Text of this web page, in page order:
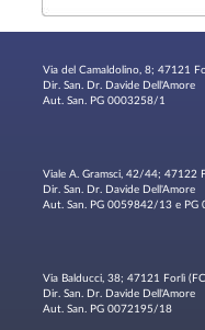
Via del Camaldolino, 8; 47121
Dir. San. Dr. Davide Dell'Amore
Aut. San. PG 0003258/1
Viale A. Gramsci, 42/44; 47122
Dir. San. Dr. Davide Dell'Amore
Aut. San. PG 0059842/13 e
Via Balducci, 38; 47121 Forlì
Dir. San. Dr. Davide Dell'Amore
Aut. San. PG 0072195/18